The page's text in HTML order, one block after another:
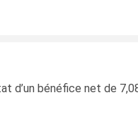
d’un bénéfice net de